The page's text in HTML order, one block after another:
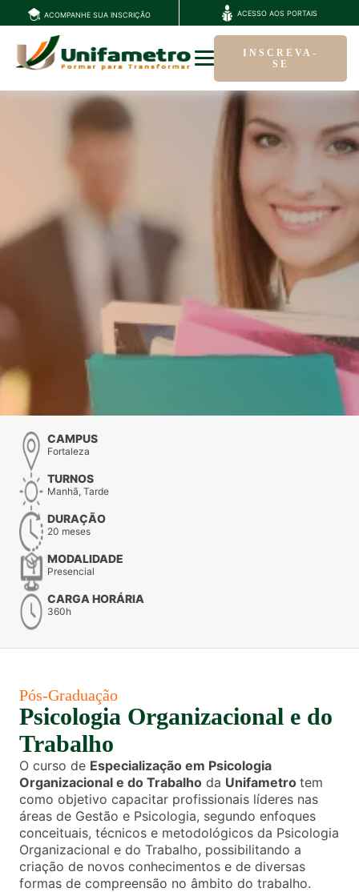
ACOMPANHE SUA INSCRIÇÃO ACESSO AOS PORTAIS
INSCREVA-
SE
CAMPUS
Fortaleza
TURNOS
Manhã, Tarde
DURAÇÃO
20 meses
MODALIDADE
Presencial
CARGA HORÁRIA
360h
Pós-Graduação
Psicologia Organizacional e do
Trabalho
O curso de Especialização em Psicologia
Organizacional e do Trabalho da Unifametro tem
como objetivo capacitar profissionais líderes nas
áreas de Gestão e Psicologia, segundo enfoques
conceituais, técnicos e metodológicos da Psicologia
Organizacional e do Trabalho, possibilitando a
criação de novos conhecimentos e de diversas
formas de compreensão no âmbito do trabalho.